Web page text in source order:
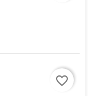
favorite_border